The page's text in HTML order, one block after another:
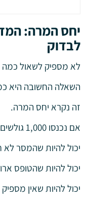
יחס המרה:
לבדוק
לא מספיק לשאול כמה
השאלה החשובה היא
זה נקרא יחס המרה.
אם נכנסו 1,000 גולשים ורק אחד פנה, יש בעיה.
יכול להיות שהמסר לא
יכול להיות שהטופס
יכול להיות שאין מספיק